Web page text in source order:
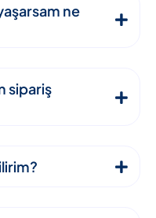
ne
sipariş